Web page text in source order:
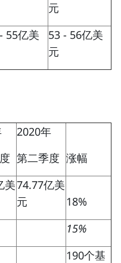
元
55亿美
53 - 56亿美
元
2020年
第二季度 涨幅
美74.77亿美
元
18%
15%
190个基